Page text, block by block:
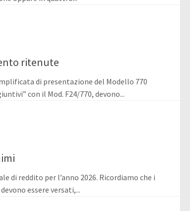
ritenute
di presentazione del Modello 770
con il Mod. F24/770, devono...
reddito per l’anno 2026. Ricordiamo che i
essere versati,...